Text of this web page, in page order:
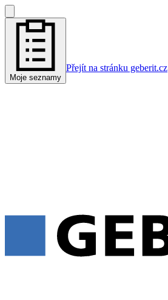
Moje seznamy
Přejít na stránku geberit.cz